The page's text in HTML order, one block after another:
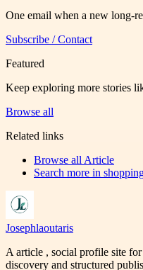
One email when a new long-
Subscribe / Contact
Featured
Keep exploring more stories
Browse all
Related links
Browse all Article
Search more in
Josephlaoutaris
A article , social profile site
discovery and structured